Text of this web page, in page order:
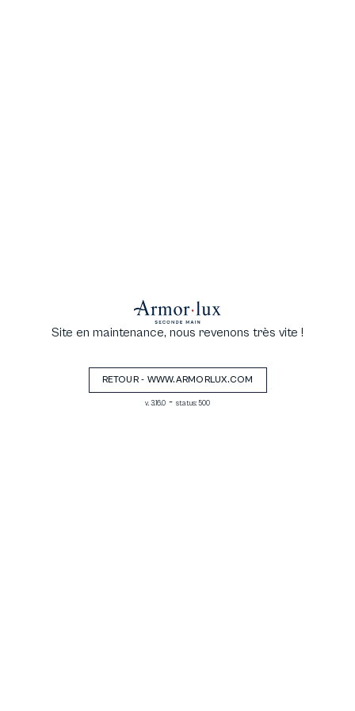
Site en maintenance, nous revenons très vite !
RETOUR - WWW.ARMORLUX.COM
v. 3.16.0 - status: 500